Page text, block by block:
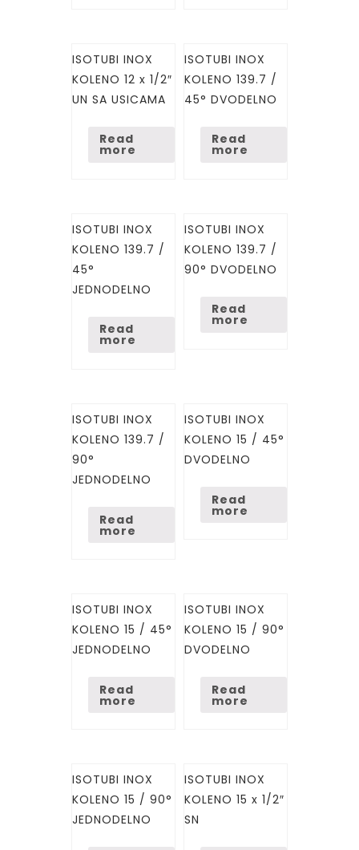
ISOTUBI INOX
KOLENO 12 x 1/2″
UN SA USICAMA
Read
more
ISOTUBI INOX
KOLENO 139.7 /
45° DVODELNO
Read
more
ISOTUBI INOX
KOLENO 139.7 /
45°
JEDNODELNO
Read
more
ISOTUBI INOX
KOLENO 139.7 /
90° DVODELNO
Read
more
ISOTUBI INOX
KOLENO 139.7 /
90°
JEDNODELNO
Read
more
ISOTUBI INOX
KOLENO 15 / 45°
DVODELNO
Read
more
ISOTUBI INOX
KOLENO 15 / 45°
JEDNODELNO
Read
more
ISOTUBI INOX
KOLENO 15 / 90°
DVODELNO
Read
more
ISOTUBI INOX
KOLENO 15 / 90°
JEDNODELNO
ISOTUBI INOX
KOLENO 15 x 1/2″
SN